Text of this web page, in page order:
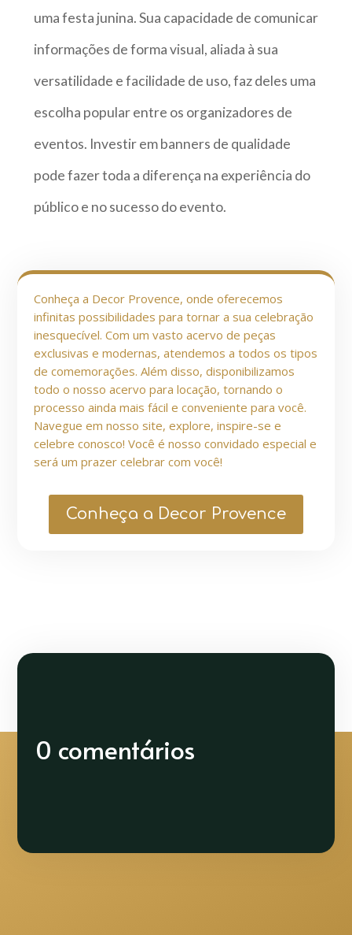
uma festa junina. Sua capacidade de comunicar
informações de forma visual, aliada à sua
versatilidade e facilidade de uso, faz deles uma
escolha popular entre os organizadores de
eventos. Investir em banners de qualidade
pode fazer toda a diferença na experiência do
público e no sucesso do evento.
Conheça a Decor Provence, onde oferecemos
infinitas possibilidades para tornar a sua celebração
inesquecível. Com um vasto acervo de peças
exclusivas e modernas, atendemos a todos os tipos
de comemorações. Além disso, disponibilizamos
todo o nosso acervo para locação, tornando o
processo ainda mais fácil e conveniente para você.
Navegue em nosso site, explore, inspire-se e
celebre conosco! Você é nosso convidado especial e
será um prazer celebrar com você!
Conheça a Decor Provence
0 comentários